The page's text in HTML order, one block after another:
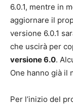
6.0.1, mentre in
aggiornare il
versione 6.0.1
che uscirà per
versione 6.0.
One hanno già il
Per l’inizio del